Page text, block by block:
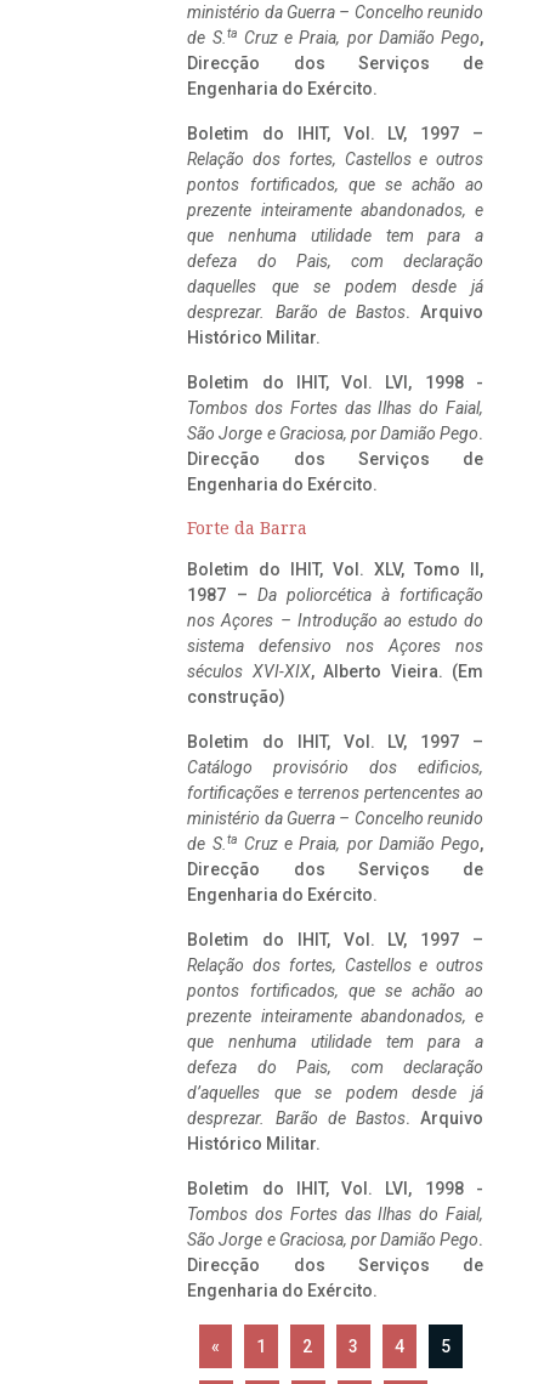
ministério da Guerra – Concelho reunido
de S. ta Cruz e Praia, por Damião Pego,
Direcção dos Serviços de
Engenharia do Exército.
Boletim do IHIT, Vol. LV, 1997 –
Relação dos fortes, Castellos e outros
pontos fortificados, que se achão ao
prezente inteiramente abandonados, e
que nenhuma utilidade tem para a
defeza do Pais, com declaração
daquelles que se podem desde já
desprezar. Barão de Bastos. Arquivo
Histórico Militar.
Boletim do IHIT, Vol. LVI, 1998 -
Tombos dos Fortes das Ilhas do Faial,
São Jorge e Graciosa, por Damião Pego.
Direcção dos Serviços de
Engenharia do Exército.
Forte da Barra
Boletim do IHIT, Vol. XLV, Tomo II,
1987 – Da poliorcética à fortificação
nos Açores – Introdução ao estudo do
sistema defensivo nos Açores nos
séculos XVI-XIX, Alberto Vieira. (Em
construção)
Boletim do IHIT, Vol. LV, 1997 –
Catálogo provisório dos edificios,
fortificações e terrenos pertencentes ao
ministério da Guerra – Concelho reunido
de S. ta Cruz e Praia, por Damião Pego,
Direcção dos Serviços de
Engenharia do Exército.
Boletim do IHIT, Vol. LV, 1997 –
Relação dos fortes, Castellos e outros
pontos fortificados, que se achão ao
prezente inteiramente abandonados, e
que nenhuma utilidade tem para a
defeza do Pais, com declaração
d’aquelles que se podem desde já
desprezar. Barão de Bastos. Arquivo
Histórico Militar.
Boletim do IHIT, Vol. LVI, 1998 -
Tombos dos Fortes das Ilhas do Faial,
São Jorge e Graciosa, por Damião Pego.
Direcção dos Serviços de
Engenharia do Exército.
« 1 2 3 4 5